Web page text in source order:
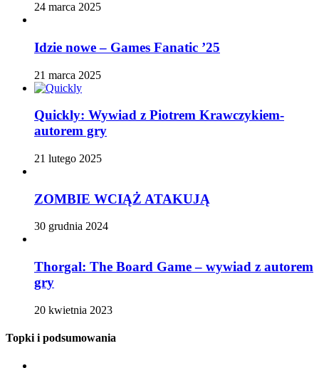
24 marca 2025
Idzie nowe – Games Fanatic ’25
21 marca 2025
Quickly: Wywiad z Piotrem Krawczykiem-
autorem gry
21 lutego 2025
ZOMBIE WCIĄŻ ATAKUJĄ
30 grudnia 2024
Thorgal: The Board Game – wywiad z autorem
gry
20 kwietnia 2023
Topki i podsumowania